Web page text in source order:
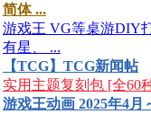
简体 ...
游戏王 VG等桌游DIY
有星、 ...
【TCG】TCG新闻帖
实用主题复刻包 [全60
游戏王动画 2025年4月